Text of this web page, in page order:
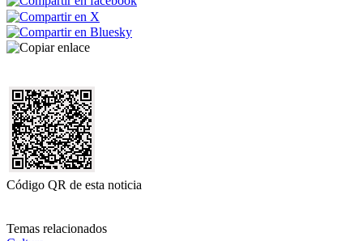
Código QR de esta noticia
Temas relacionados